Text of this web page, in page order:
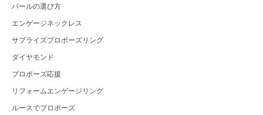
パールの選び方
エンゲージネックレス
サプライズプロポーズリング
ダイヤモンド
プロポーズ応援
リフォームエンゲージリング
ルースでプロポーズ